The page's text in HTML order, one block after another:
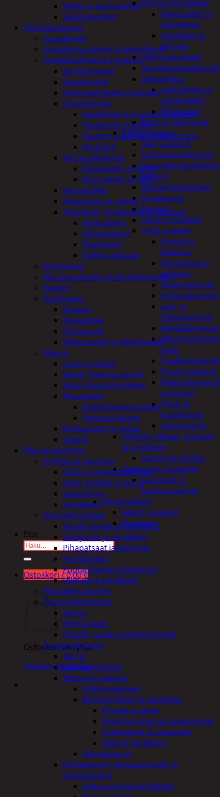
Asennustarvikkeet
Nippusiteet ja
kiinnikkeet
Sulakkeet ja
liittimet
Asennuskaapelit
Jatkojohdot
Jatkojohdot ja
ajastinkellot
Pistotulpat
Pisto ja -jakorasiat
Sähkötyökalut
Akut ja laturit
Kulmahiomakoneet
Mittarit
Mutterinvääntimet
Porakoneet
Ruiskut
Sahat ja sirkkelit
Terät ja laikat
Hionta ja
katkaisu
Kierretapit ja
työkalut
Kiviporanterät
Kuviosahanterä
Lasi- ja
tiiliporanterät
terät
Puuporanterät
ja istukat
Teräs ja
kuppiharjat
Upotusterät
Telineet, tikkaat, työtasot
ja tarvikkeet
Vaunut ja pöydät
Työasut ja suojaimet
Suojalasit ja
kuulosuojaimet
Elintarvikkeet
Keksit ja piparit
Mausteet
Etsi:
Ostoskori /0,00€
Ostoskori
Ostoskori on tyhjä.
Takaisin kauppaan
Hyllyt ja -kannattimet
Säilytyslaatikot
Päivittäistavarat
Apuvälineet
Hengityssuojaimet ja desinfiointi
Henkilökohtainen hygienia
Aurinkorasvat
Deodorantit
Hammashygienia tuotteet
Hiustenhoito
Hiusharjat ja muotoilutuotteet
Hiuspinnit ja lenkit
Hiusten ja parranleikkuukoneet
Hiusvärit
Käsi ja jalkahoito
Käsivoiteet ja rasvat
Kynsisakset ja viilat
Kosmetiikka
Pesuharjat ja -sienet
Shampoot, hoitaineet ja saippuat
Hoitoaineet
Käsisaippuat
Shampoot
Suihkusaippuat
Hyvinvointi
Muu kauneuden ja terveydenhoito
Paperit
Pyykinpesu
Kuivaus
Pesuaineet
Pesupussit
Silitysraudat ja silityslaudat
Siivous
Liinat ja sienet
Mopit, harjat ja varret
Muut siivoustarvikkeet
Pesuaineet
Viemärinavausaineet
Yleispesuaineet
Roskapussit ja -astiat
Sangot
Piha ja puutarha
Grillaus ja savustus
Grillit ja rengaspolttimet
Hiilet, briketit ja purut
Savustimet
Tarvikkeet
Piharakennukset
Kasvihuoneet ja tarvikkeet
Paviljonkit ja tarvikkeet
Pihapatsaat ja koristeet
Postilaatikot
Puutarhavajat ja katokset
Ulko-wc ja tarvikkeet
Piharakentaminen
Puutarhakalusteet
Keinut
Pehmusteet
Pöydät, tuolit ja kalusteryhmät
Puutarhakoneet
Kärryt
Lehtipuhaltimet
Metsurin työkalut
Halkomakoneet
Moottorisahat ja tarvikkeet
Kirveet ja sahat
Moottorisahat ja raivaussahat
Tukkisakset ja sahapukit
Viilat ja teräketjut
Oksasilppurit
Painepesurit, vesiautomaatit ja
uppopumput
Letkut ja muut tarvikkeet